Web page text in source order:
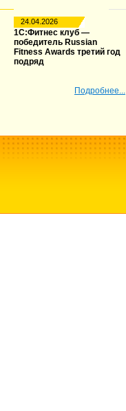
24.04.2026
1С:Фитнес клуб —
победитель Russian
Fitness Awards третий год
подряд
Подробнее...